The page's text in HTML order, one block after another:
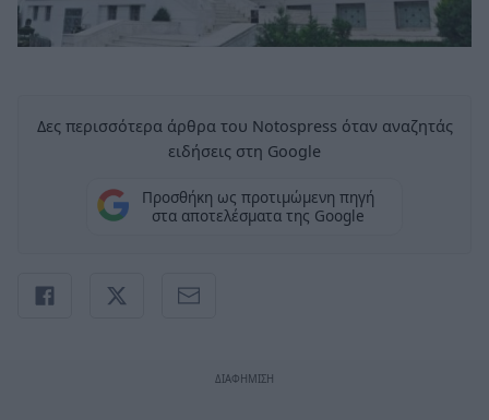
Δες περισσότερα άρθρα του Notospress όταν αναζητάς
ειδήσεις στη Google
Προσθήκη ως προτιμώμενη πηγή
στα αποτελέσματα της Google